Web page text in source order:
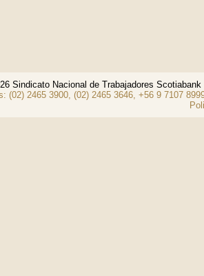
Sindicato Nacional de Trabajadores
(02) 2465 3900, (02) 2465 3646, +56 9 7107